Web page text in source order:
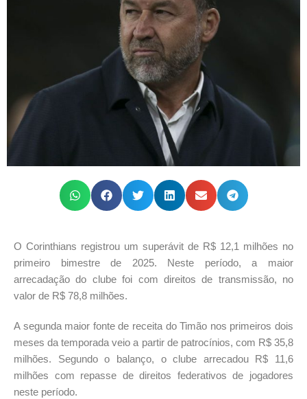
O Corinthians registrou um superávit de R$ 12,1 milhões no
primeiro bimestre de 2025. Neste período, a maior
arrecadação do clube foi com direitos de transmissão, no
valor de R$ 78,8 milhões.
A segunda maior fonte de receita do Timão nos primeiros dois
meses da temporada veio a partir de patrocínios, com R$ 35,8
milhões. Segundo o balanço, o clube arrecadou R$ 11,6
milhões com repasse de direitos federativos de jogadores
neste período.